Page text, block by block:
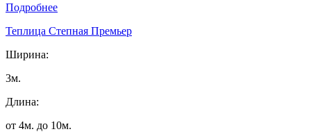
Подробнее
Теплица Степная Премьер
Ширина:
3м.
Длина:
от 4м. до 10м.